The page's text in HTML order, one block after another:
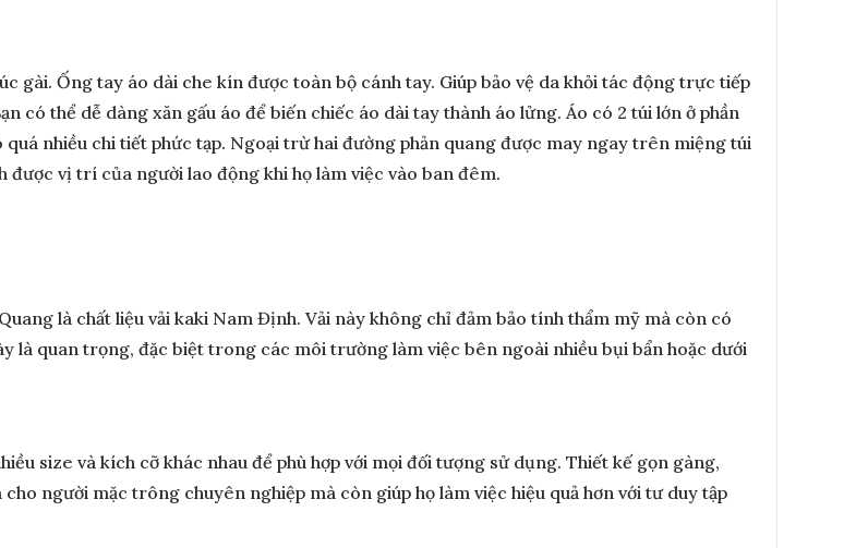
gài. Ống tay áo dài che kín được toàn bộ cánh tay. Giúp bảo vệ da khỏi tác động trực tiếp
có thể dễ dàng xăn gấu áo để biến chiếc áo dài tay thành áo lửng. Áo có 2 túi lớn ở phần
nhiều chi tiết phức tạp. Ngoại trừ hai đường phản quang được may ngay trên miệng túi
được vị trí của người lao động khi họ làm việc vào ban đêm.
là chất liệu vải kaki Nam Định. Vải này không chỉ đảm bảo tính thẩm mỹ mà còn có
là quan trọng, đặc biệt trong các môi trường làm việc bên ngoài nhiều bụi bẩn hoặc dưới
size và kích cỡ khác nhau để phù hợp với mọi đối tượng sử dụng. Thiết kế gọn gàng,
người mặc trông chuyên nghiệp mà còn giúp họ làm việc hiệu quả hơn với tư duy tập